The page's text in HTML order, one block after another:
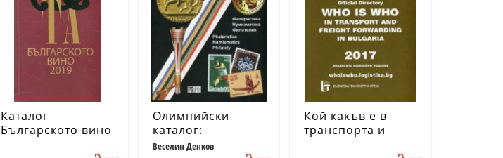
Каталог
Българското вино
Олимпийски
каталог:
Фалеристика.
Веселин Денков
Кой какъв е в
транспорта и